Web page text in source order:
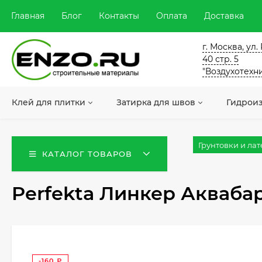
Главная Блог Контакты Оплата Доставка
г. Москва,
40 стр. 5
Клей для плитки Затирка для швов
КАТАЛОГ ТОВАРОВ
Грунтовки и
Perfekta Линкер